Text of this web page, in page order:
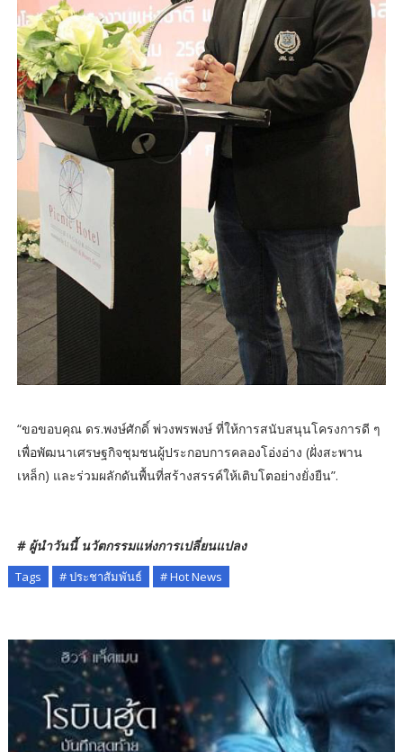
“ขอขอบคุณ ดร.พงษ์ศักดิ์ พ่วงพรพงษ์ ที่ให้การสนับสนุนโครงการดี ๆ
เพื่อพัฒนาเศรษฐกิจชุมชนผู้ประกอบการคลองโอ่งอ่าง (ฝั่งสะพาน
เหล็ก) และร่วมผลักดันพื้นที่สร้างสรรค์ให้เติบโตอย่างยั่งยืน”.
# ผู้นำวันนี้ นวัตกรรมแห่งการเปลี่ยนแปลง
Tags # ประชาสัมพันธ์ # Hot News